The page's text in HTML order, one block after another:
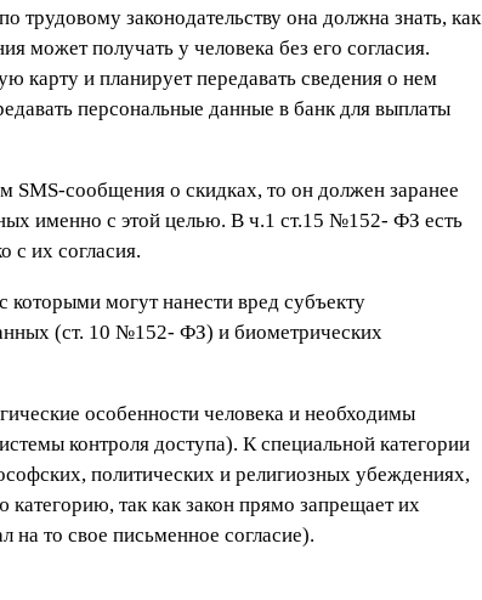
трудовому законодательству она должна знать, как
может получать у человека без его согласия.
карту и планирует передавать сведения о нем
персональные данные в банк для выплаты
SMS-сообщения о скидках, то он должен заранее
именно с этой целью. В ч.1 ст.15 №152- ФЗ есть
с их согласия.
которыми могут нанести вред субъекту
(ст. 10 №152- ФЗ) и биометрических
особенности человека и необходимы
контроля доступа). К специальной категории
политических и религиозных убеждениях,
так как закон прямо запрещает их
на то свое письменное согласие).